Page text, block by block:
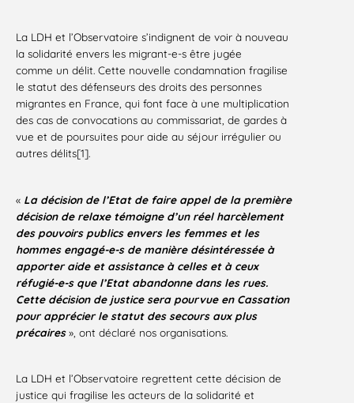
La LDH et l’Observatoire s’indignent de voir à nouveau
la solidarité envers les migrant-e-s être jugée
comme un délit. Cette nouvelle condamnation fragilise
le statut des défenseurs des droits des personnes
migrantes en France, qui font face à une multiplication
des cas de convocations au commissariat, de gardes à
vue et de poursuites pour aide au séjour irrégulier ou
autres délits[1].
« La décision de l’Etat de faire appel de la première
décision de relaxe témoigne d’un réel harcèlement
des pouvoirs publics envers les femmes et les
hommes engagé-e-s de manière désintéressée à
apporter aide et assistance à celles et à ceux
réfugié-e-s que l’Etat abandonne dans les rues.
Cette décision de justice sera pourvue en Cassation
pour apprécier le statut des secours aux plus
précaires», ont déclaré nos organisations.
La LDH et l’Observatoire regrettent cette décision de
justice qui fragilise les acteurs de la solidarité et